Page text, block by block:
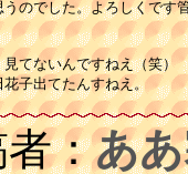
のでした。よろしくです
てないんですねえ（笑）
子出てたんすねえ。
：あ